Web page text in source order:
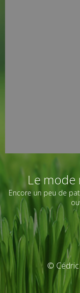
Le mode
Encore un peu de
©